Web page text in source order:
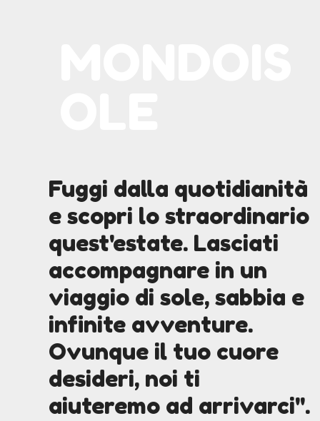
Fuggi dalla quotidianità
e scopri lo straordinario
quest'estate. Lasciati
accompagnare in un
viaggio di sole, sabbia e
infinite avventure.
Ovunque il tuo cuore
desideri, noi ti
aiuteremo ad arrivarci".